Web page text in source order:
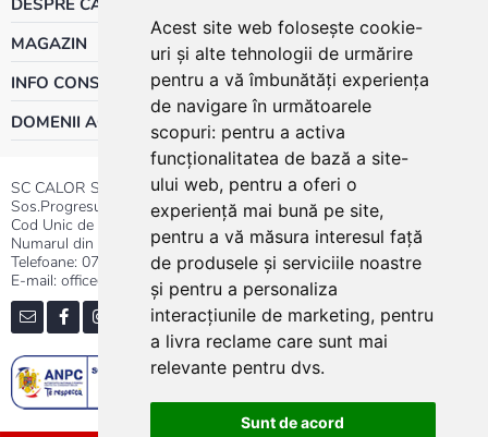
Acest site web folosește cookie-
uri și alte tehnologii de urmărire
pentru a vă îmbunătăți experiența
de navigare în următoarele
scopuri: pentru a activa
funcționalitatea de bază a site-
ului web, pentru a oferi o
experiență mai bună pe site,
pentru a vă măsura interesul față
de produsele și serviciile noastre
și pentru a personaliza
interacțiunile de marketing, pentru
a livra reclame care sunt mai
relevante pentru dvs.
Sunt de acord
MAGAZIN
INFO CONSUMATOR
DOMENII ACTIVITATE
SC CALOR SRL
Sos.Progresului nr.30-40, Sector 5, Bucuresti
Cod Unic de Inregistrare: RO 3004724
Numarul din Registrul Comertului:J40/13176/1991
Telefoane: 0737.23.44.44|021.411.44.44
E-mail: office@calor.ro